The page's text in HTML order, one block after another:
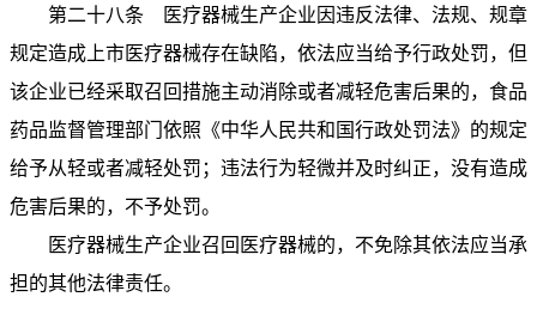
第二十八条 医疗器械生产企业因违反法律、法规、规章
规定造成上市医疗器械存在缺陷，依法应当给予行政处罚，但
该企业已经采取召回措施主动消除或者减轻危害后果的，食品
药品监督管理部门依照《中华人民共和国行政处罚法》的规定
给予从轻或者减轻处罚；违法行为轻微并及时纠正，没有造成
危害后果的，不予处罚。
医疗器械生产企业召回医疗器械的，不免除其依法应当承
担的其他法律责任。